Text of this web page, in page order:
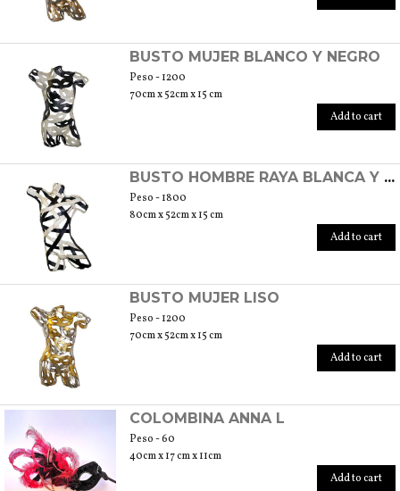
BUSTO MUJER BLANCO Y NEGRO
Peso - 1200
70cm x 52cm x 15 cm
Add to cart
BUSTO HOMBRE RAYA BLANCA Y NEGRA
Peso - 1800
80cm x 52cm x 15 cm
Add to cart
BUSTO MUJER LISO
Peso - 1200
70cm x 52cm x 15 cm
Add to cart
COLOMBINA ANNA L
Peso - 60
40cm x 17 cm x 11cm
Add to cart